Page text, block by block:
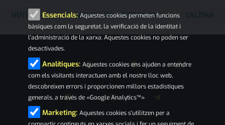
NOTÍCIES PALAU-SOLITÀ I PLEGAMANS L'ALZINA
Essencials: Aquestes cookies permeten funcions
bàsiques com la seguretat, la verificació de la identitat i
l'administració de la xarxa. Aquestes cookies no poden ser
desactivades.
Analítiques: Aquestes cookies ens ajuden a entendre
com els visitants interactuen amb el nostre lloc web,
descobreixen errors i proporcionen millors estadístiques
generals, a través de «Google Analytics™»
Marketing: Aquestes cookies s'utilitzen per a